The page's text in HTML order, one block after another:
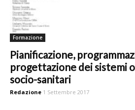
Formazione
Pianificazione,
progettazione dei sistemi
socio-sanitari
Redazione 1 Settembre 2017